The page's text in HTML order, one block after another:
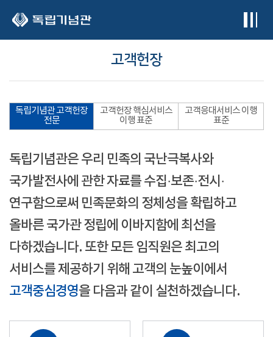
고객헌장
독립기념관 고객헌장
전문
고객헌장 핵심서비스
이행 표준
고객응대서비스 이행
표준
독립기념관은 우리 민족의 국난극복사와
국가발전사에 관한 자료를 수집·보존·전시·
연구함으로써 민족문화의 정체성을 확립하고
올바른 국가관 정립에 이바지함에 최선을
다하겠습니다. 또한 모든 임직원은 최고의
서비스를 제공하기 위해 고객의 눈높이에서
고객중심경영을 다음과 같이 실천하겠습니다.